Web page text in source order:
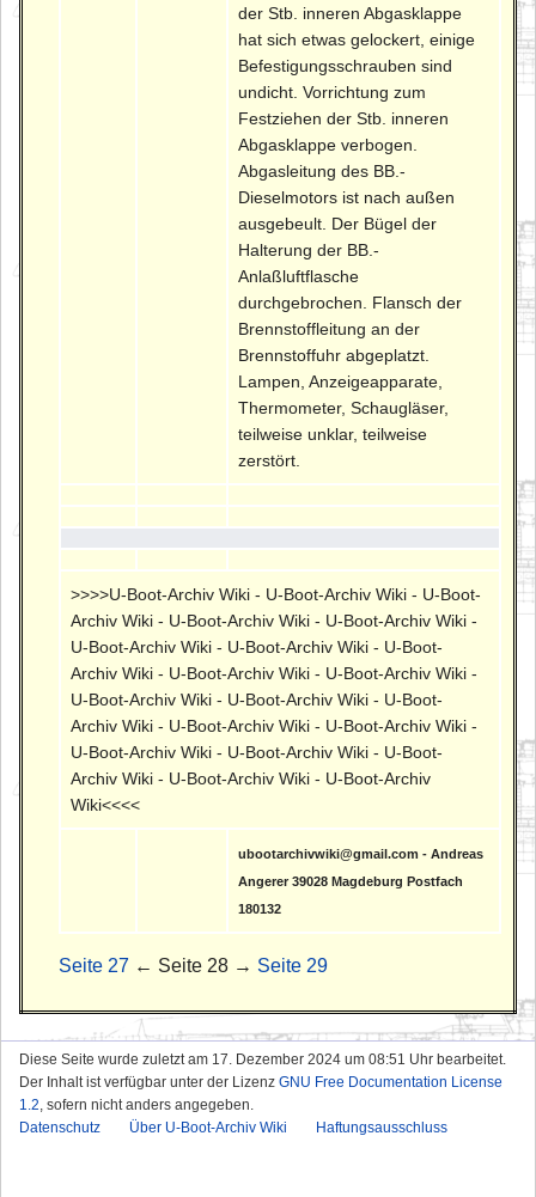
der Stb. inneren Abgasklappe
hat sich etwas gelockert, einige
Befestigungsschrauben sind
undicht. Vorrichtung zum
Festziehen der Stb. inneren
Abgasklappe verbogen.
Abgasleitung des BB.-
Dieselmotors ist nach außen
ausgebeult. Der Bügel der
Halterung der BB.-
Anlaßluftflasche
durchgebrochen. Flansch der
Brennstoffleitung an der
Brennstoffuhr abgeplatzt.
Lampen, Anzeigeapparate,
Thermometer, Schaugläser,
teilweise unklar, teilweise
zerstört.
>>>>U-Boot-Archiv Wiki - U-Boot-Archiv Wiki - U-Boot-
Archiv Wiki - U-Boot-Archiv Wiki - U-Boot-Archiv Wiki -
U-Boot-Archiv Wiki - U-Boot-Archiv Wiki - U-Boot-
Archiv Wiki - U-Boot-Archiv Wiki - U-Boot-Archiv Wiki -
U-Boot-Archiv Wiki - U-Boot-Archiv Wiki - U-Boot-
Archiv Wiki - U-Boot-Archiv Wiki - U-Boot-Archiv Wiki -
U-Boot-Archiv Wiki - U-Boot-Archiv Wiki - U-Boot-
Archiv Wiki - U-Boot-Archiv Wiki - U-Boot-Archiv
Wiki<<<<
ubootarchivwiki@gmail.com - Andreas
Angerer 39028 Magdeburg Postfach
180132
Seite 27 ← Seite 28 → Seite 29
Diese Seite wurde zuletzt am 17. Dezember 2024 um 08:51 Uhr bearbeitet.
Der Inhalt ist verfügbar unter der Lizenz GNU Free Documentation License
1.2, sofern nicht anders angegeben.
Datenschutz
Über U-Boot-Archiv Wiki Haftungsausschluss